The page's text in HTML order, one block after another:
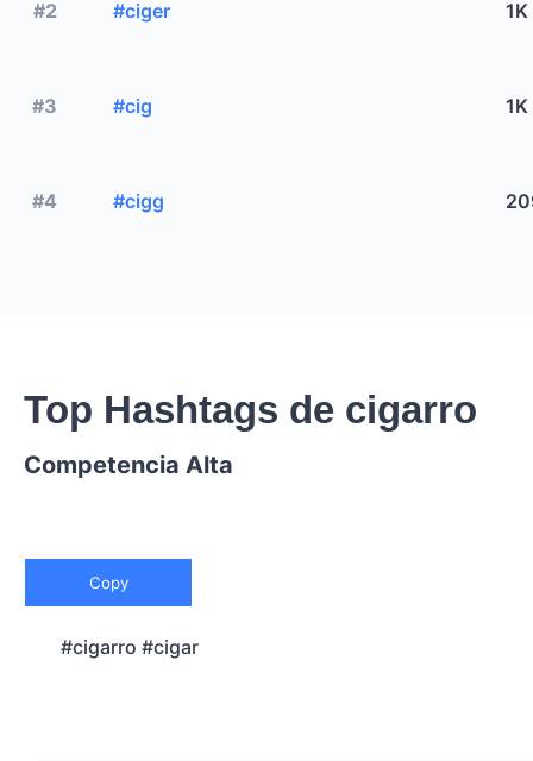
#2 #ciger 1K
#3 #cig 1K
#4 #cigg
Top Hashtags de cigarro
Competencia Alta
Copy
#cigarro #cigar